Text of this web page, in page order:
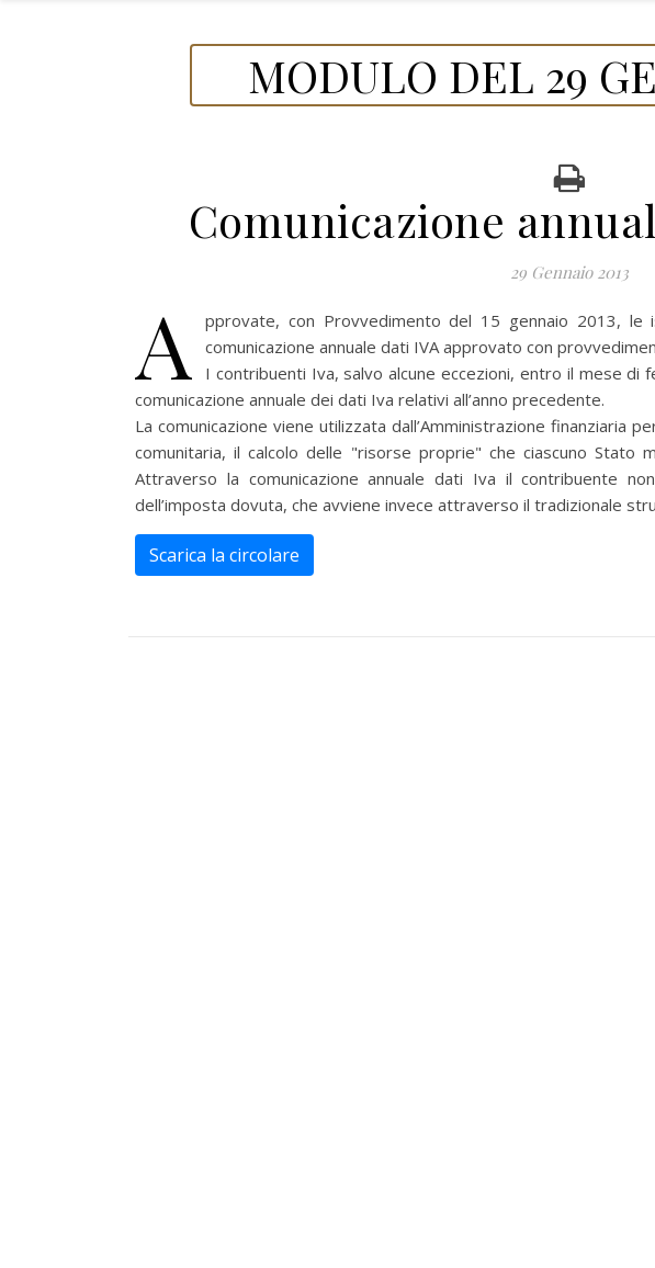
MODULO DEL 29
Comunicazione
29 Gennaio 2013
A
pprovate, con Provvedimento del 15 gennaio 2013, le
comunicazione annuale dati IVA approvato con
I contribuenti Iva, salvo alcune eccezioni, entro il mese di
comunicazione annuale dei dati Iva relativi all’anno precedente.
La comunicazione viene utilizzata dall’Amministrazione finanziaria
comunitaria, il calcolo delle "risorse proprie" che ciascuno Stato
Attraverso la comunicazione annuale dati Iva il contribuente
dell’imposta dovuta, che avviene invece attraverso il tradizionale
Scarica la circolare